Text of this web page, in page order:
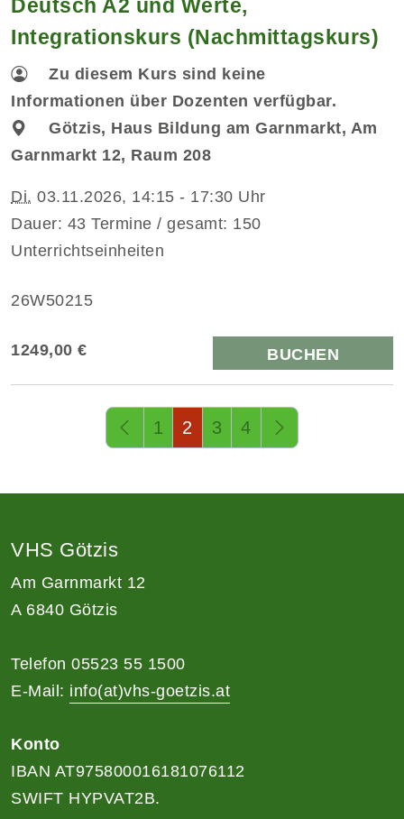
Deutsch A2 und Werte,
Integrationskurs (Nachmittagskurs)
Zu diesem Kurs sind keine
Informationen über Dozenten verfügbar.
Götzis, Haus Bildung am Garnmarkt, Am
Garnmarkt 12, Raum 208
Di. 03.11.2026, 14:15 - 17:30 Uhr
Dauer: 43 Termine / gesamt: 150
Unterrichtseinheiten
26W50215
1249,00 € BUCHEN
1 2 3 4
VHS Götzis
Am Garnmarkt 12
A 6840 Götzis
Telefon 05523 55 1500
E-Mail: info(at)vhs-goetzis.at
Konto
IBAN AT975800016181076112
SWIFT HYPVAT2B.